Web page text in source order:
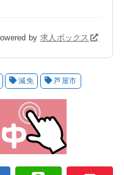
by 求人ボックス
減免 芦屋市